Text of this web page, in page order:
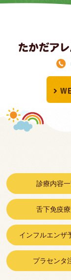
診療内容
舌下免疫
インフルエンザ
プラセンタ